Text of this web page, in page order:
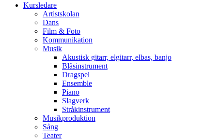
Kursledare
Artistskolan
Dans
Film & Foto
Kommunikation
Musik
Akustisk gitarr, elgitarr, elbas, banjo
Blåsinstrument
Dragspel
Ensemble
Piano
Slagverk
Stråkinstrument
Musikproduktion
Sång
Teater